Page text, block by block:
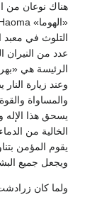
هناك نوعان من
التلوث في معبد
عدد من النيران
وعند زيارة
والمساواة
يسحق هذا
الخالية من
يقوم المؤمن
ويجعل جميع
ولما كان